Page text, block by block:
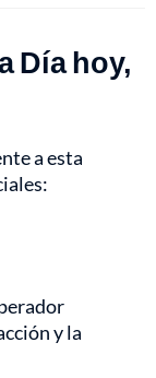
Día hoy,
a esta
y la